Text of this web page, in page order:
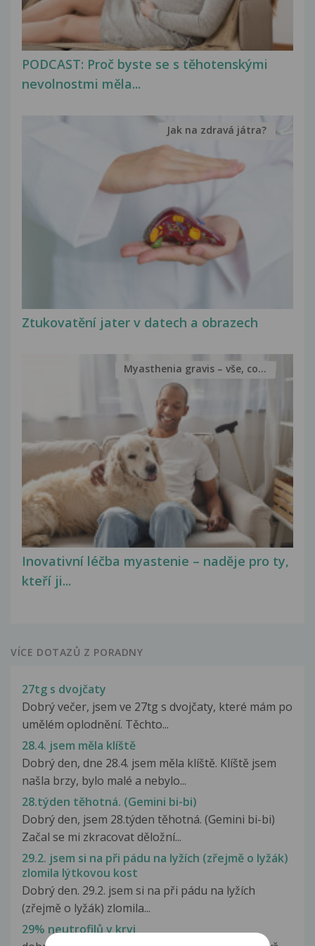
PODCAST: Proč byste se s těhotenskými
nevolnostmi měla...
Ztukovatění jater v datech a obrazech
Jak na zdravá játra?
Inovativní léčba myastenie – naděje pro ty,
kteří ji...
Myasthenia gravis – vše, co...
VÍCE DOTAZŮ Z PORADNY
27tg s dvojčaty
Dobrý večer, jsem ve 27tg s dvojčaty, které mám po
umělém oplodnění. Těchto...
28.4. jsem měla klíště
Dobrý den, dne 28.4. jsem měla klíště. Klíště jsem
našla brzy, bylo malé a nebylo...
28.týden těhotná. (Gemini bi-bi)
Dobrý den, jsem 28.týden těhotná. (Gemini bi-bi)
Začal se mi zkracovat děložní...
29.2. jsem si na při pádu na lyžích (zřejmě o lyžák)
zlomila lýtkovou kost
Dobrý den. 29.2. jsem si na při pádu na lyžích
(zřejmě o lyžák) zlomila...
29% neutrofilů v krvi